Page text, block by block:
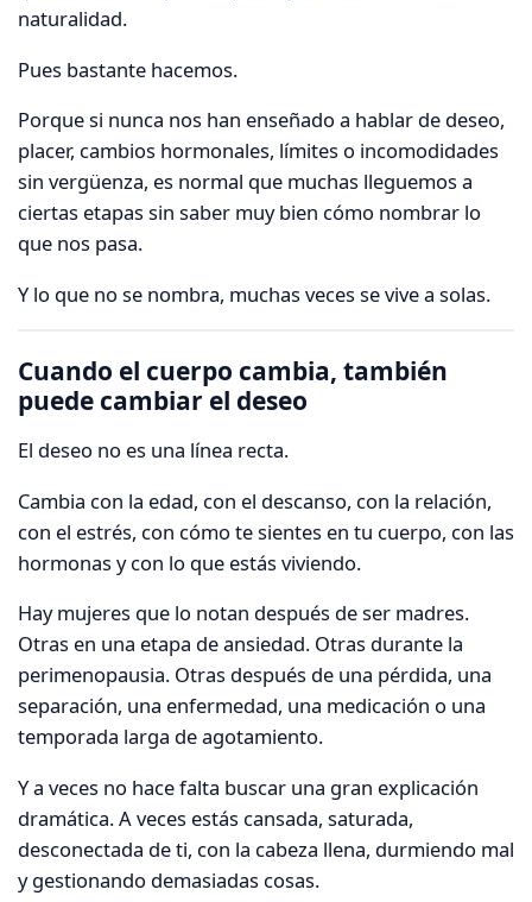
naturalidad.
Pues bastante hacemos.
Porque si nunca nos han enseñado a hablar de deseo,
placer, cambios hormonales, límites o incomodidades
sin vergüenza, es normal que muchas lleguemos a
ciertas etapas sin saber muy bien cómo nombrar lo
que nos pasa.
Y lo que no se nombra, muchas veces se vive a solas.
Cuando el cuerpo cambia, también
puede cambiar el deseo
El deseo no es una línea recta.
Cambia con la edad, con el descanso, con la relación,
con el estrés, con cómo te sientes en tu cuerpo, con las
hormonas y con lo que estás viviendo.
Hay mujeres que lo notan después de ser madres.
Otras en una etapa de ansiedad. Otras durante la
perimenopausia. Otras después de una pérdida, una
separación, una enfermedad, una medicación o una
temporada larga de agotamiento.
Y a veces no hace falta buscar una gran explicación
dramática. A veces estás cansada, saturada,
desconectada de ti, con la cabeza llena, durmiendo mal
y gestionando demasiadas cosas.